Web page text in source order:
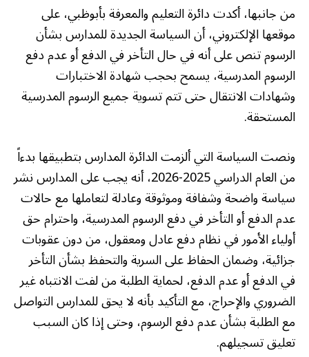
من جانبها، أكدت دائرة التعليم والمعرفة بأبوظبي، على
موقعها الإلكتروني، أن السياسة الجديدة للمدارس بشأن
الرسوم تنص على أنه في حال التأخر في الدفع أو عدم دفع
الرسوم المدرسية، يسمح بحجب شهادة الاختبارات
وشهادات الانتقال حتى تتم تسوية جميع الرسوم المدرسية
المستحقة.
ونصت السياسة التي ألزمت الدائرة المدارس بتطبيقها بدءاً
من العام الدراسي 2025-2026، أنه يجب على المدارس نشر
سياسة واضحة وشفافة وموثوقة وعادلة لتعاملها مع حالات
عدم الدفع أو التأخر في دفع الرسوم المدرسية، واحترام حق
أولياء الأمور في نظام دفع عادل ومعقول، من دون عقوبات
جزائية، وضمان الحفاظ على السرية والتحفظ بشأن التأخر
في الدفع أو عدم الدفع، لحماية الطلبة من لفت الانتباه غير
الضروري والإحراج، مع التأكيد بأنه لا يحق للمدارس التواصل
مع الطلبة بشأن عدم دفع الرسوم، وحتى إذا كان السبب
تعليق تسجيلهم.